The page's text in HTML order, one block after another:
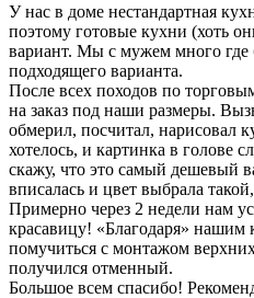
У нас в доме нестандартная
поэтому готовые кухни (хоть
вариант. Мы с мужем много
подходящего варианта.
После всех походов по
на заказ под наши размеры.
обмерил, посчитал, нарисовал
хотелось, и картинка в голове
скажу, что это самый дешевый
вписалась и цвет выбрала
Примерно через 2 недели нам
красавицу! «Благодаря»
помучиться с монтажом
получился отменный.
Большое всем спасибо!